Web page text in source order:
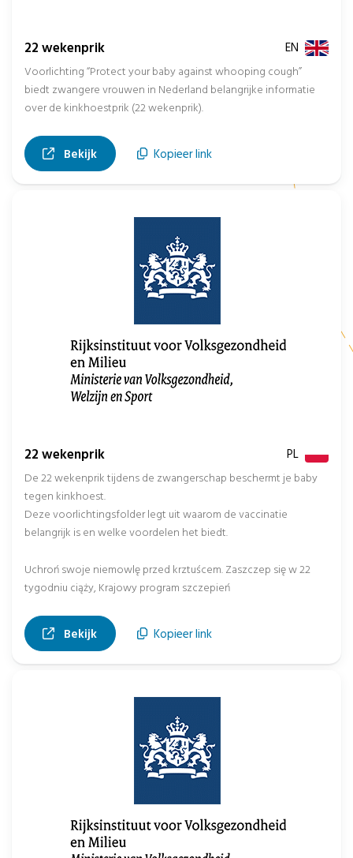
22 wekenprik EN
Voorlichting “Protect your baby against whooping cough”
biedt zwangere vrouwen in Nederland belangrijke informatie
over de kinkhoestprik (22 wekenprik).
Bekijk, opent in nieuw tabblad
Kopieer link
22 wekenprik PL
De 22 wekenprik tijdens de zwangerschap beschermt je baby
tegen kinkhoest.
Deze voorlichtingsfolder legt uit waarom de vaccinatie
belangrijk is en welke voordelen het biedt.
Uchroń swoje niemowlę przed krztuścem. Zaszczep się w 22
tygodniu ciąży, Krajowy program szczepień
Bekijk, opent in nieuw tabblad
Kopieer link